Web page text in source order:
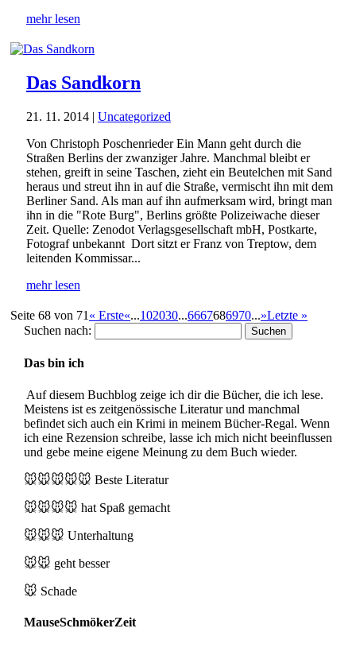
mehr lesen
Das Sandkorn
21. 11. 2014 | Uncategorized
Von Christoph Poschenrieder Ein Mann geht durch die
Straßen Berlins der zwanziger Jahre. Manchmal bleibt er
stehen, greift in seine Taschen, zieht ein Beutelchen mit Sand
heraus und streut ihn in auf die Straße, vermischt ihn mit dem
Berliner Sand. Als man auf ihn aufmerksam wird, bringt man
ihn in die "Rote Burg", Berlins größte Polizeiwache dieser
Zeit. Quelle: Zenodot Verlagsgesellschaft mbH, Postkarte,
Fotograf unbekannt Dort sitzt er Franz von Treptow, dem
leitenden Kommissar...
mehr lesen
Seite 68 von 71 « Erste«...102030...6667686970...»Letzte »
Suchen nach:
Das bin ich
Auf diesem Buchblog zeige ich dir die Bücher, die ich lese.
Meistens ist es zeitgenössische Literatur und manchmal
befindet sich auch ein Krimi in meinem Bücher-Regal. Wenn
ich eine Rezension schreibe, lasse ich mich nicht beeinflussen
und gebe meine eigene Meinung zu dem Buch wieder.
🐭🐭🐭🐭🐭 Beste Literatur
🐭🐭🐭🐭 hat Spaß gemacht
🐭🐭🐭 Unterhaltung
🐭🐭 geht besser
🐭 Schade
MauseSchmökerZeit